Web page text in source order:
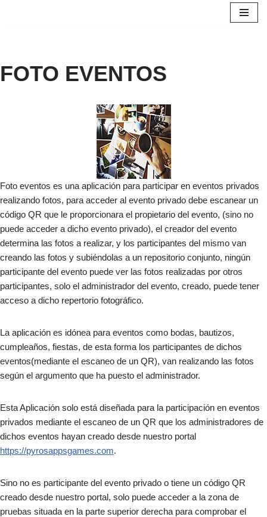
FOTO EVENTOS
Foto eventos es una aplicación para participar en eventos privados
realizando fotos, para acceder al evento privado debe escanear un
código QR que le proporcionara el propietario del evento, (sino no
puede acceder a dicho evento privado), el creador del evento
determina las fotos a realizar, y los participantes del mismo van
creando las fotos y subiéndolas a un repositorio conjunto, ningún
participante del evento puede ver las fotos realizadas por otros
participantes, solo el administrador del evento, creado, puede tener
acceso a dicho repertorio fotográfico.
La aplicación es idónea para eventos como bodas, bautizos,
cumpleaños, fiestas, de esta forma los participantes de dichos
eventos(mediante el escaneo de un QR), van realizando las fotos
según el argumento que ha puesto el administrador.
Esta Aplicación solo está diseñada para la participación en eventos
privados mediante el escaneo de un QR que los administradores de
dichos eventos hayan creado desde nuestro portal
https://pyrosappsgames.com.
Sino no es participante del evento privado o tiene un código QR
creado desde nuestro portal, solo puede acceder a la zona de
pruebas situada en la parte superior derecha para comprobar el